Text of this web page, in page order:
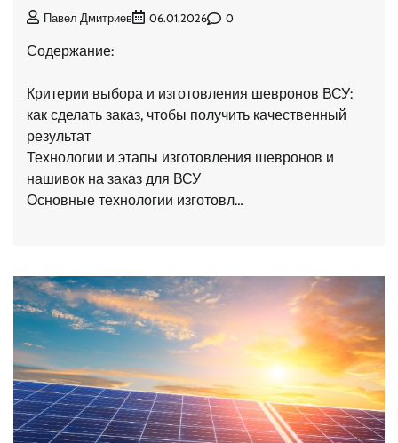
Павел Дмитриев 06.01.2026 0
Содержание:
Критерии выбора и изготовления шевронов ВСУ:
как сделать заказ, чтобы получить качественный
результат
Технологии и этапы изготовления шевронов и
нашивок на заказ для ВСУ
Основные технологии изготовл…